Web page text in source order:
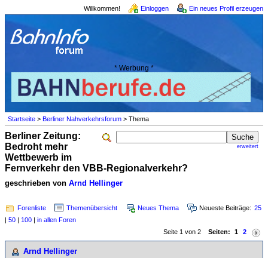
Willkommen! Einloggen Ein neues Profil erzeugen
* Werbung *
Startseite > Berliner Nahverkehrsforum > Thema
erweitert
Berliner Zeitung:
Bedroht mehr
Wettbewerb im
Fernverkehr den VBB-Regionalverkehr?
geschrieben von Arnd Hellinger
Forenliste Themenübersicht Neues Thema Neueste Beiträge: 25
| 50 | 100 | in allen Foren
Seite 1 von 2 Seiten: 1 2
Arnd Hellinger